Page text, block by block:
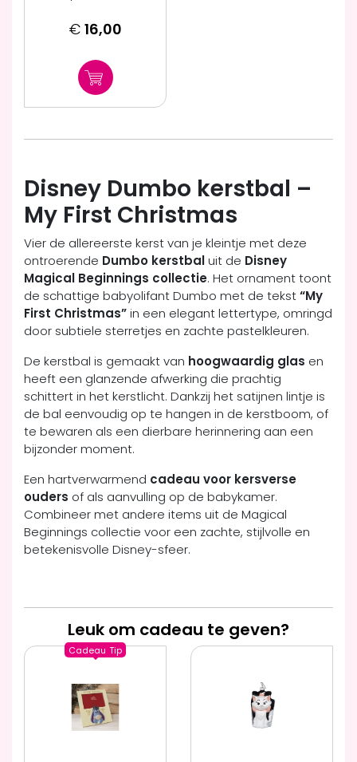
€ 16,00
Disney Dumbo kerstbal –
My First Christmas
Vier de allereerste kerst van je kleintje met deze
ontroerende Dumbo kerstbaluit de Disney
Magical Beginnings collectie. Het ornament toont
de schattige babyolifant Dumbo met de tekst“My
First Christmas”in een elegant lettertype, omringd
door subtiele sterretjes en zachte pastelkleuren.
De kerstbal is gemaakt van hoogwaardig glas en
heeft een glanzende afwerking die prachtig
schittert in het kerstlicht. Dankzij het satijnen lintje is
de bal eenvoudig op te hangen in de kerstboom, of
te bewaren als een dierbare herinnering aan een
bijzonder moment.
Een hartverwarmend cadeau voor kersverse
ouders of als aanvulling op de babykamer.
Combineer met andere items uit de Magical
Beginnings collectie voor een zachte, stijlvolle en
betekenisvolle Disney-sfeer.
Leuk om cadeau te geven?
Cadeau Tip